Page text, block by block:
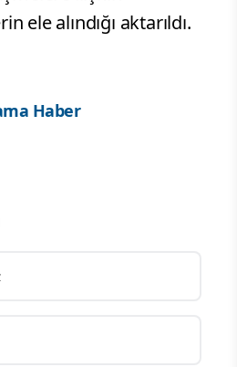
ele alındığı aktarıldı.
Haber